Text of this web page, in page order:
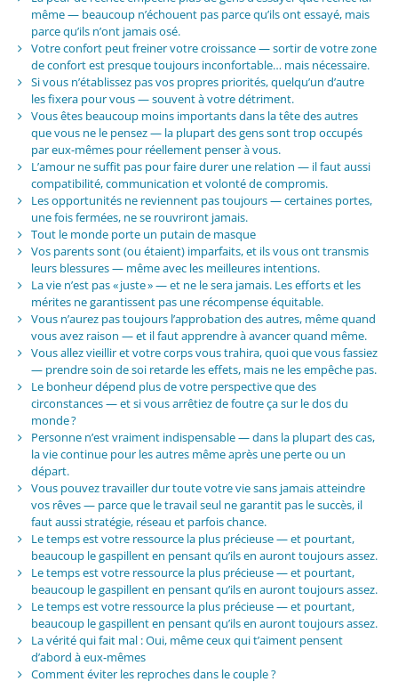
même — beaucoup n’échouent pas parce qu’ils ont essayé, mais
parce qu’ils n’ont jamais osé.
Votre confort peut freiner votre croissance — sortir de votre zone
de confort est presque toujours inconfortable… mais nécessaire.
Si vous n’établissez pas vos propres priorités, quelqu’un d’autre
les fixera pour vous — souvent à votre détriment.
Vous êtes beaucoup moins importants dans la tête des autres
que vous ne le pensez — la plupart des gens sont trop occupés
par eux-mêmes pour réellement penser à vous.
L’amour ne suffit pas pour faire durer une relation — il faut aussi
compatibilité, communication et volonté de compromis.
Les opportunités ne reviennent pas toujours — certaines portes,
une fois fermées, ne se rouvriront jamais.
Tout le monde porte un putain de masque
Vos parents sont (ou étaient) imparfaits, et ils vous ont transmis
leurs blessures — même avec les meilleures intentions.
La vie n’est pas « juste » — et ne le sera jamais. Les efforts et les
mérites ne garantissent pas une récompense équitable.
Vous n’aurez pas toujours l’approbation des autres, même quand
vous avez raison — et il faut apprendre à avancer quand même.
Vous allez vieillir et votre corps vous trahira, quoi que vous fassiez
— prendre soin de soi retarde les effets, mais ne les empêche pas.
Le bonheur dépend plus de votre perspective que des
circonstances — et si vous arrêtiez de foutre ça sur le dos du
monde ?
Personne n’est vraiment indispensable — dans la plupart des cas,
la vie continue pour les autres même après une perte ou un
départ.
Vous pouvez travailler dur toute votre vie sans jamais atteindre
vos rêves — parce que le travail seul ne garantit pas le succès, il
faut aussi stratégie, réseau et parfois chance.
Le temps est votre ressource la plus précieuse — et pourtant,
beaucoup le gaspillent en pensant qu’ils en auront toujours assez.
Le temps est votre ressource la plus précieuse — et pourtant,
beaucoup le gaspillent en pensant qu’ils en auront toujours assez.
Le temps est votre ressource la plus précieuse — et pourtant,
beaucoup le gaspillent en pensant qu’ils en auront toujours assez.
La vérité qui fait mal : Oui, même ceux qui t’aiment pensent
d’abord à eux-mêmes
Comment éviter les reproches dans le couple ?